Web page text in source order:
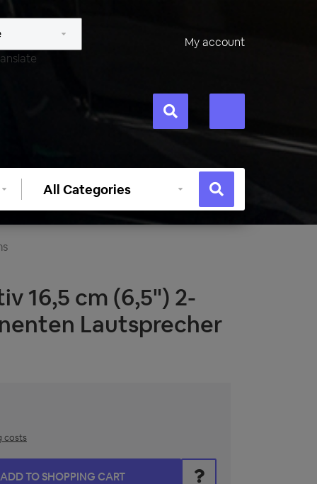
My account
Select
category
16,5 cm (6,5") 2-
Lautsprecher
costs
desired amount or use the buttons to increase or decrease
ADD TO SHOPPING CART